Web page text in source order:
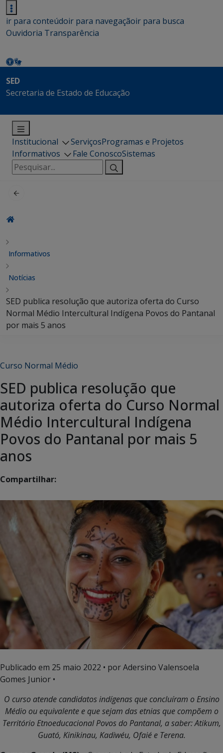
ir para conteúdoir para navegaçãoir para busca
Ouvidoria Transparência
SED
Secretaria de Estado de Educação
Institucional ServiçosProgramas e Projetos
Informativos
Fale ConoscoSistemas
Pesquisar
por:
Informativos
Notícias
SED publica resolução que autoriza oferta do Curso
Normal Médio Intercultural Indígena Povos do Pantanal
por mais 5 anos
Curso Normal Médio
SED publica resolução que
autoriza oferta do Curso Normal
Médio Intercultural Indígena
Povos do Pantanal por mais 5
anos
Compartilhar:
Publicado em 25 maio 2022 • por Adersino Valensoela
Gomes Junior •
O curso atende candidatos indígenas que concluíram o Ensino
Médio ou equivalente e que sejam das etnias que compõem o
Território Etnoeducacional Povos do Pantanal, a saber: Atikum,
Guató, Kinikinau, Kadiwéu, Ofaié e Terena.